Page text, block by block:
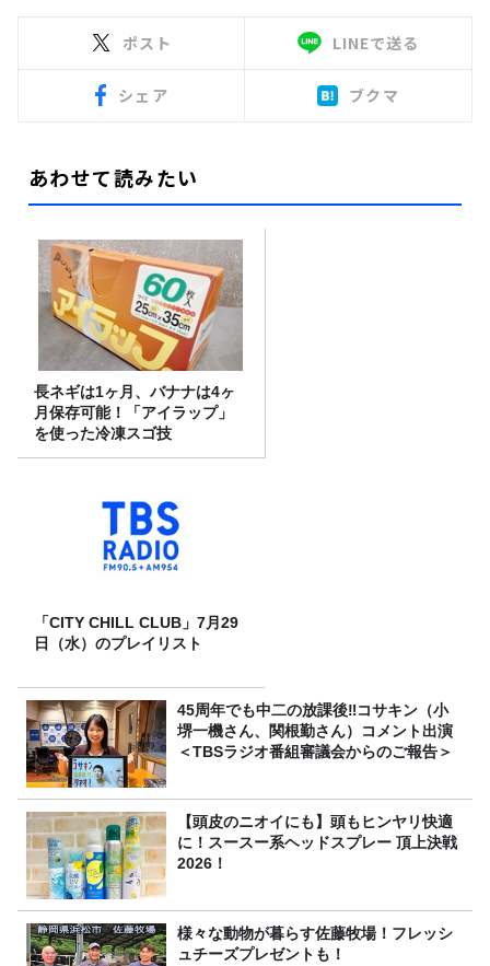
ポスト LINEで送る
シェア ブクマ
あわせて読みたい
長ネギは1ヶ月、バナナは4ヶ
月保存可能！「アイラップ」
を使った冷凍スゴ技
「CITY CHILL CLUB」7月29
日（水）のプレイリスト
45周年でも中二の放課後‼コサキン（小
堺一機さん、関根勤さん）コメント出演
＜TBSラジオ番組審議会からのご報告＞
【頭皮のニオイにも】頭もヒンヤリ快適
に！スースー系ヘッドスプレー 頂上決戦
2026！
様々な動物が暮らす佐藤牧場！フレッシ
ュチーズプレゼントも！